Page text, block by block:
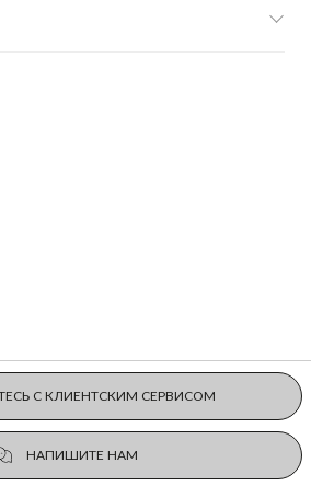
С КЛИЕНТСКИМ СЕРВИСОМ
НАПИШИТЕ НАМ